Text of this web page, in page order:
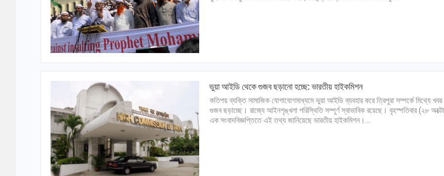
ভুয়া আইডি থেকে গুজব ছড়ানো হচ্ছে: ভারতীয় হাইকমিশন
কতিপয় ব্যক্তি সামাজিক যোগাযোগমাধ্যমে ভুয়া আইডি ব্যবহার করে ত্রিপুরা সম্পর্কে মিথ্যে খবর
গুজব ছড়াচ্ছে। রাজ্যে আইনশৃঙ্খলা পরিস্থিতি সম্পূর্ণ স্বাভাবিক রয়েছে। বৃহস্পতিবার (২৮
এক সংবাদবিজ্ঞপ্তিতে এই তথ্য জানিয়েছে ভারতীয় হাইকমিশন।…